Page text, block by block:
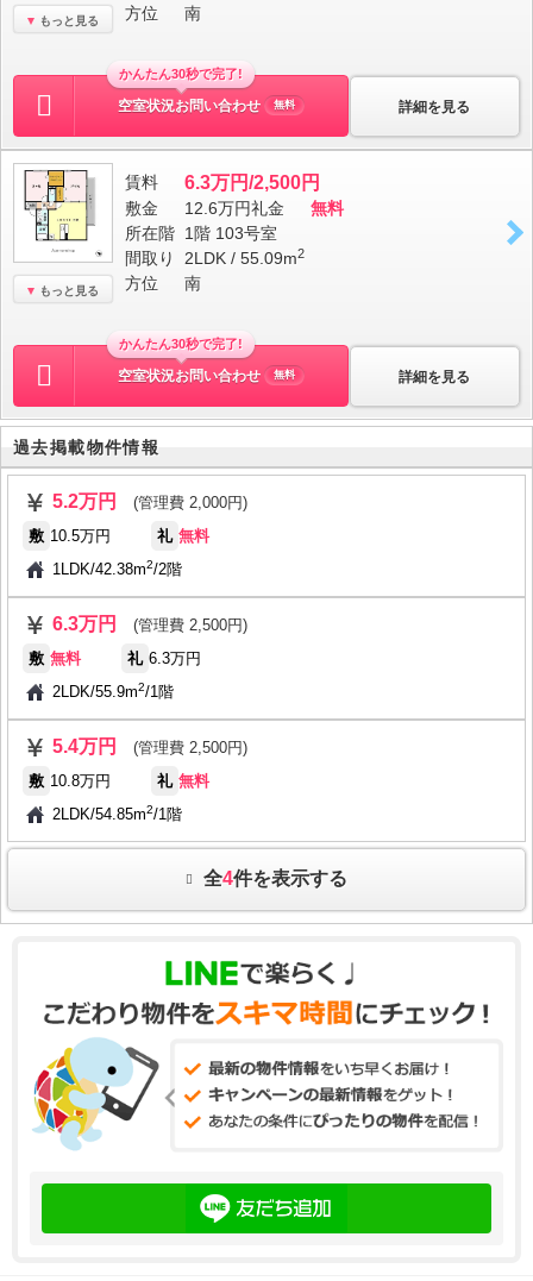
もっと見る 方位 南
詳細を見る
かんたん30秒で完了!
空室状況お問い合わせ 無料
もっと見る
賃料 6.3万円/2,500円
敷金 12.6万円礼金
無料
所在階 1階 103号室
間取り
2LDK / 55.09m2
方位 南
詳細を見る
かんたん30秒で完了!
空室状況お問い合わせ 無料
過去掲載物件情報
5.2万円
(管理費 2,000円)
敷 10.5万円 礼 無料
1LDK/42.38m2/2階
6.3万円
(管理費 2,500円)
敷 無料 礼 6.3万円
2LDK/55.9m2/1階
5.4万円
(管理費 2,500円)
敷 10.8万円 礼 無料
2LDK/54.85m2/1階
全4件を表示する